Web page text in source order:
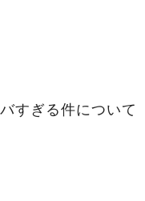
すぎる件について